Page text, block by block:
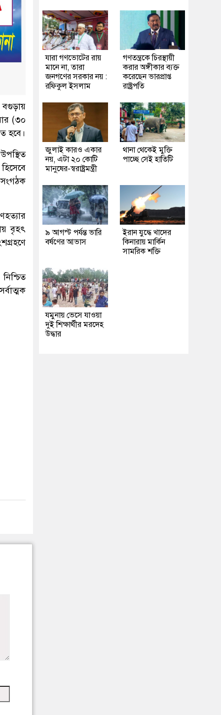
বগুড়ায়
(৩০
হবে।
বৃহৎ
যারা গণভোটের রায়
মানে না, তারা
জনগণের সরকার নয় :
রফিকুল ইসলাম
গণতন্ত্রকে চিরস্থায়ী
করার অঙ্গীকার ব্যক্ত
করেছেন ভারপ্রাপ্ত
রাষ্ট্রপতি
জুলাই কারও একার
নয়, এটা ২০ কোটি
মানুষের-স্বরাষ্ট্রমন্ত্রী
থানা থেকেই মুক্তি
পাচ্ছে সেই হাতিটি
৯ আগস্ট পর্যন্ত ভারি
বর্ষণের আভাস
ইরান যুদ্ধে খাদের
কিনারায় মার্কিন
সামরিক শক্তি
যমুনায় ভেসে যাওয়া
দুই শিক্ষার্থীর মরদেহ
উদ্ধার